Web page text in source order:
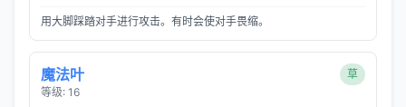
用大脚踩踏对手进行攻击。有时会使对手畏缩。
魔法叶
等级: 16
草